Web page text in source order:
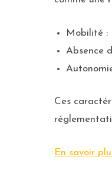
Mobilité :
Absence
Ces
En savoir